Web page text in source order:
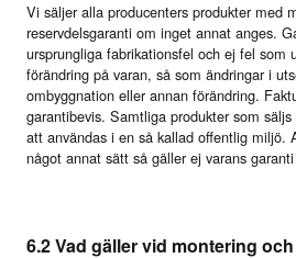
Vi säljer alla producenters produkter med
reservdelsgaranti om inget annat anges.
ursprungliga fabrikationsfel och ej fel som
förändring på varan, så som ändringar i
ombyggnation eller annan förändring.
garantibevis. Samtliga produkter som
att användas i en så kallad offentlig miljö.
något annat sätt så gäller ej varans garanti
6.2 Vad gäller vid montering